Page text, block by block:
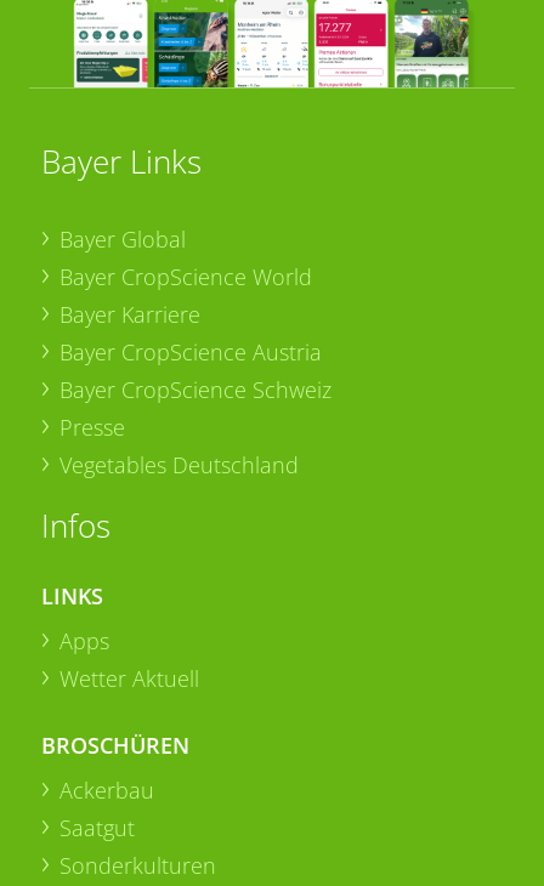
Bayer Links
Bayer Global
Bayer CropScience World
Bayer Karriere
Bayer CropScience Austria
Bayer CropScience Schweiz
Presse
Vegetables Deutschland
Infos
LINKS
Apps
Wetter Aktuell
BROSCHÜREN
Ackerbau
Saatgut
Sonderkulturen